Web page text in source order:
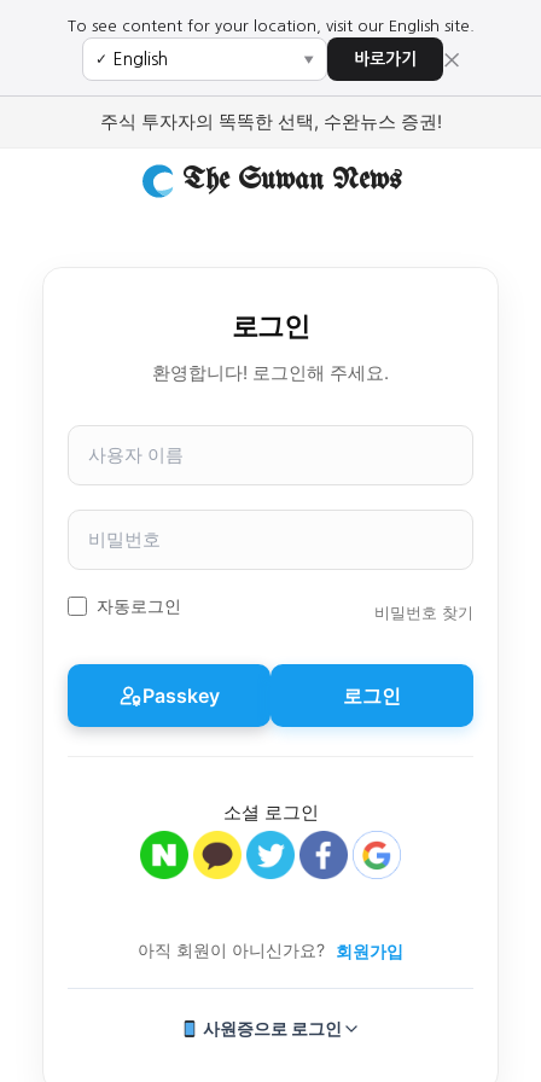
To see content for your location, visit our English site.
✓ ▼ 바로가기 ×
주식 투자자의 똑똑한 선택, 수완뉴스 증권!
The Suwan News
로그인
환영합니다! 로그인해 주세요.
사
자
이
비
번
호
자동로그인 비밀번호 찾기
Passkey 로그인
소셜 로그인
아직 회원이 아니신가요? 회원가입
사원증으로 로그인